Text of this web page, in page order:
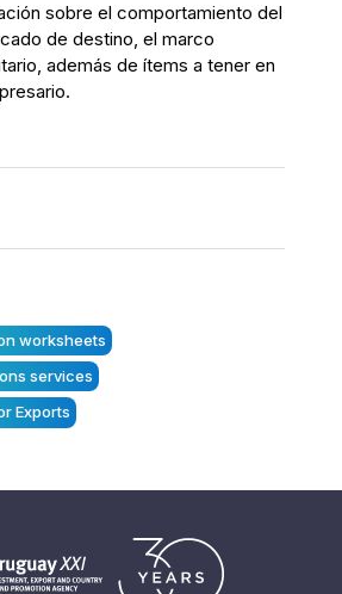
sobre el comportamiento del
de destino, el marco
además de ítems a tener en
worksheets
services
Exports